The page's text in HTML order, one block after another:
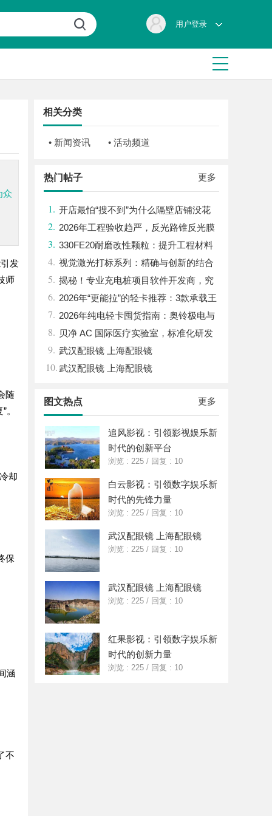
用户登录
众
发
师
随
。
却
保
涵
不
相关分类
• 新闻资讯 • 活动频道
更多
热门帖子
1. 开店最怕“搜不到”为什么隔壁店铺没花
钱，ai却天天给他免费派单？
2. 2026年工程验收趋严，反光路锥反光膜
耐久才是关键项
3. 330FE20耐磨改性颗粒：提升工程材料
性能的秘密武器
4. 视觉激光打标系列：精确与创新的结合
5. 揭秘！专业充电桩项目软件开发商，究
竟藏着哪些行业秘诀？
6. 2026年“更能拉”的轻卡推荐：3款承载王
者全维度解析
7. 2026年纯电轻卡囤货指南：奥铃极电与
智蓝全系解析，跑得多省得多
8. 贝净 AC 国际医疗实验室，标准化研发
体系全解析
9. 武汉配眼镜 上海配眼镜
10.武汉配眼镜 上海配眼镜
更多
图文热点
追风影视：引领影视娱乐新
时代的创新平台
浏览 : 225 / 回复 : 10
白云影视：引领数字娱乐新
时代的先锋力量
浏览 : 225 / 回复 : 10
武汉配眼镜 上海配眼镜
浏览 : 225 / 回复 : 10
武汉配眼镜 上海配眼镜
浏览 : 225 / 回复 : 10
红果影视：引领数字娱乐新
时代的创新力量
浏览 : 225 / 回复 : 10